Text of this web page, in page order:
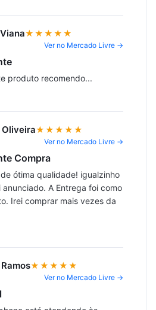
★★★★★
Ver no Mercado Livre →
produto recomendo...
Oliveira★★★★★
Ver no Mercado Livre →
Compra
ótima qualidade! igualzinho
anunciado. A Entrega foi como
Irei comprar mais vezes da
★★★★★
Ver no Mercado Livre →